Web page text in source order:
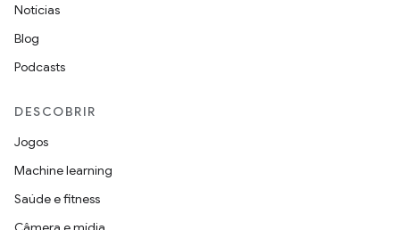
Notícias
Blog
Podcasts
DESCOBRIR
Jogos
Machine learning
Saúde e fitness